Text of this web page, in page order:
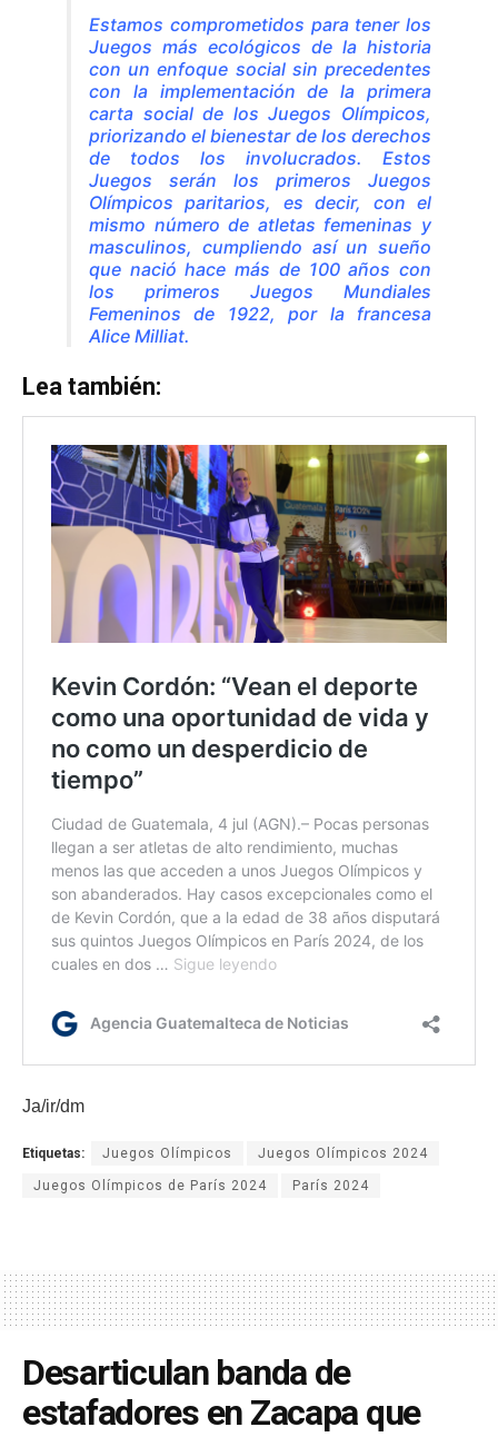
Estamos comprometidos para tener los
Juegos más ecológicos de la historia
con un enfoque social sin precedentes
con la implementación de la primera
carta social de los Juegos Olímpicos,
priorizando el bienestar de los derechos
de todos los involucrados. Estos
Juegos serán los primeros Juegos
Olímpicos paritarios, es decir, con el
mismo número de atletas femeninas y
masculinos, cumpliendo así un sueño
que nació hace más de 100 años con
los primeros Juegos Mundiales
Femeninos de 1922, por la francesa
Alice Milliat.
Lea también:
Ja/ir/dm
Etiquetas: Juegos Olímpicos Juegos Olímpicos 2024
Juegos Olímpicos de París 2024 París 2024
Desarticulan banda de
estafadores en Zacapa que